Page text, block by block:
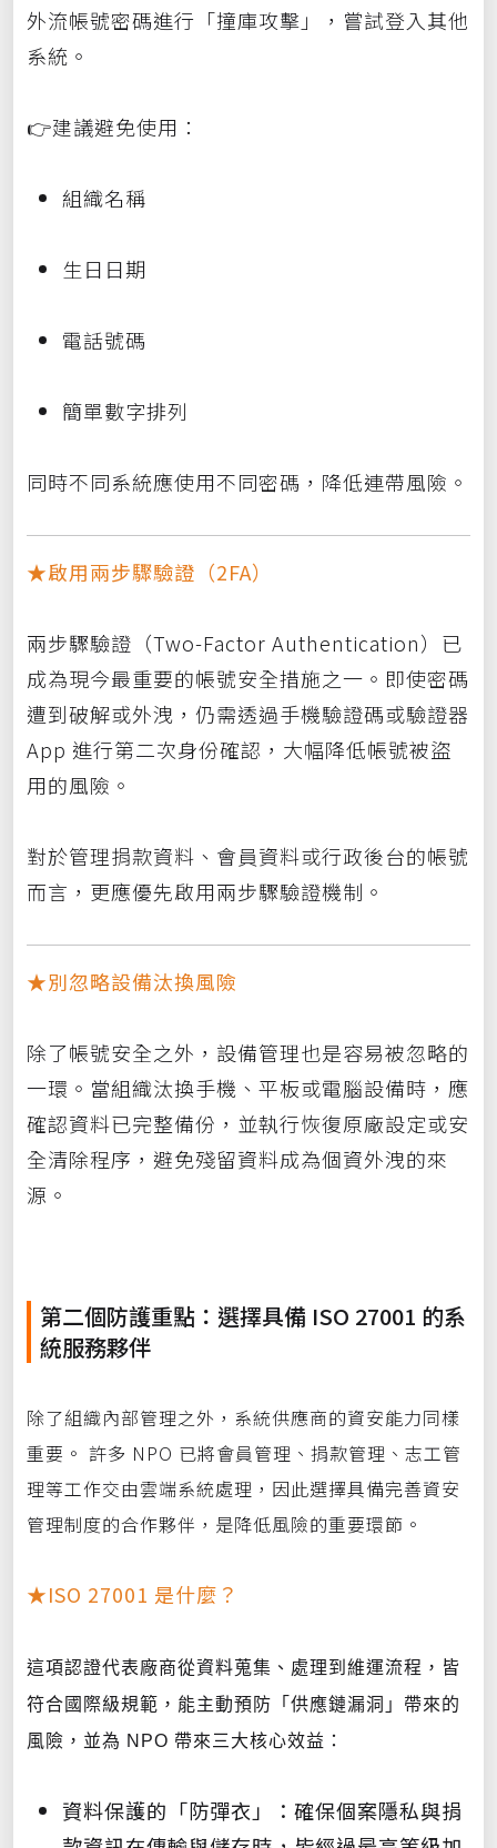
外流帳號密碼進行「撞庫攻擊」，嘗試登入其他
系統。
👉建議避免使用：
組織名稱
生日日期
電話號碼
簡單數字排列
同時不同系統應使用不同密碼，降低連帶風險。
★啟用兩步驟驗證（2FA）
兩步驟驗證（Two-Factor Authentication）已
成為現今最重要的帳號安全措施之一。即使密碼
遭到破解或外洩，仍需透過手機驗證碼或驗證器
App 進行第二次身份確認，大幅降低帳號被盜
用的風險。
對於管理捐款資料、會員資料或行政後台的帳號
而言，更應優先啟用兩步驟驗證機制。
★別忽略設備汰換風險
除了帳號安全之外，設備管理也是容易被忽略的
一環。當組織汰換手機、平板或電腦設備時，應
確認資料已完整備份，並執行恢復原廠設定或安
全清除程序，避免殘留資料成為個資外洩的來
源。
第二個防護重點：選擇具備 ISO 27001 的系
統服務夥伴
除了組織內部管理之外，系統供應商的資安能力同樣
重要。 許多 NPO 已將會員管理、捐款管理、志工管
理等工作交由雲端系統處理，因此選擇具備完善資安
管理制度的合作夥伴，是降低風險的重要環節。
★ISO 27001 是什麼？
這項認證代表廠商從資料蒐集、處理到維運流程，皆
符合國際級規範，能主動預防「供應鏈漏洞」帶來的
風險，並為 NPO 帶來三大核心效益：
資料保護的「防彈衣」：確保個案隱私與捐